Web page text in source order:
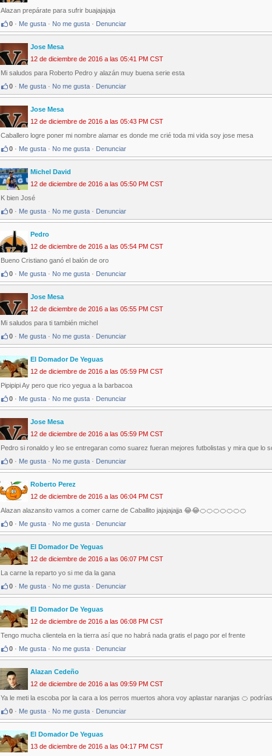
Alazan prepárate para sufrir buajajajaja
0 · Me gusta · No me gusta · Denunciar
Jose Mesa
12 de diciembre de 2016 a las 05:41 PM CST
Mi saludos para Roberto Pedro y alazán muy buena serie esta
0 · Me gusta · No me gusta · Denunciar
Jose Mesa
12 de diciembre de 2016 a las 05:43 PM CST
Caballero logre poner mi nombre alamar es donde me crié toda mi vida soy jose mesa
0 · Me gusta · No me gusta · Denunciar
Michel David
12 de diciembre de 2016 a las 05:50 PM CST
K bien José
0 · Me gusta · No me gusta · Denunciar
Pedro
12 de diciembre de 2016 a las 05:54 PM CST
Bueno Cristiano ganó el balón de oro
0 · Me gusta · No me gusta · Denunciar
Jose Mesa
12 de diciembre de 2016 a las 05:55 PM CST
Mi saludos para ti también michel
0 · Me gusta · No me gusta · Denunciar
El Domador De Yeguas
12 de diciembre de 2016 a las 05:59 PM CST
Pipipipi Ay pero que rico yegua a la barbacoa
0 · Me gusta · No me gusta · Denunciar
Jose Mesa
12 de diciembre de 2016 a las 05:59 PM CST
Pedro si ronaldo y leo se entregaran como suarez fueran mejores futbolistas y mira que lo
0 · Me gusta · No me gusta · Denunciar
Roberto Perez
12 de diciembre de 2016 a las 06:04 PM CST
Alazan alazansito vamos a comer carne de Caballito jajajajajja 😂😂🍊🍊🍊🍊🍊🍊🍊
0 · Me gusta · No me gusta · Denunciar
El Domador De Yeguas
12 de diciembre de 2016 a las 06:07 PM CST
La carne la reparto yo si me da la gana
0 · Me gusta · No me gusta · Denunciar
El Domador De Yeguas
12 de diciembre de 2016 a las 06:08 PM CST
Tengo mucha clientela en la tierra así que no habrá nada gratis el pago por el frente
0 · Me gusta · No me gusta · Denunciar
Alazan Cedeño
12 de diciembre de 2016 a las 09:59 PM CST
Ya le meti la escoba por la cara a los perros muertos ahora voy aplastar naranjas 🍊
0 · Me gusta · No me gusta · Denunciar
El Domador De Yeguas
13 de diciembre de 2016 a las 04:17 PM CST